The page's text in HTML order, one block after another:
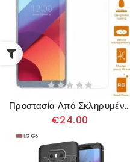
Προστασία Από Σκληρυμένο Γυαλί Για Lg G6
€24.00